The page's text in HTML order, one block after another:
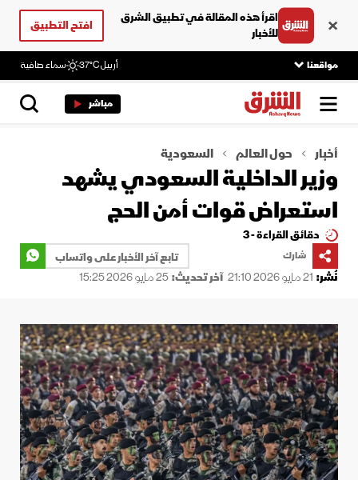
اقرأ هذه المقالة في تطبيق الشرق
للأخبار
افتح التطبيق
مواقعنا أربيل37°C سماء صافية
مباشر
أخبار حول العالم السعودية
وزير الداخلية السعودي يشهد
استعراض قوات أمن الحج
دقائق القراءة - 3
شارك
تابع آخر الأخبار على واتساب
نُشر: 21 مايو 2026 21:10 آخر تحديث:25 مايو 2026 15:25